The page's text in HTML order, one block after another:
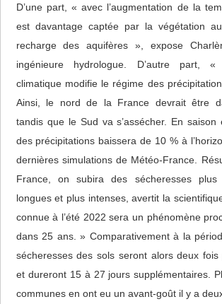
D’une part, « avec l’augmentation de la
est davantage captée par la végétation
recharge des aquifères », expose
ingénieure hydrologue. D’autre part,
climatique modifie le régime des
Ainsi, le nord de la France devrait être
tandis que le Sud va s’assécher. En saison
des précipitations baissera de 10 % à
dernières simulations de Météo-France.
France, on subira des sécheresses plus
longues et plus intenses, avertit la
connue à l’été 2022 sera un phénomène
dans 25 ans. » Comparativement à la
sécheresses des sols seront alors deux fois
et dureront 15 à 27 jours supplémentaires.
communes en ont eu un avant-goût il y a